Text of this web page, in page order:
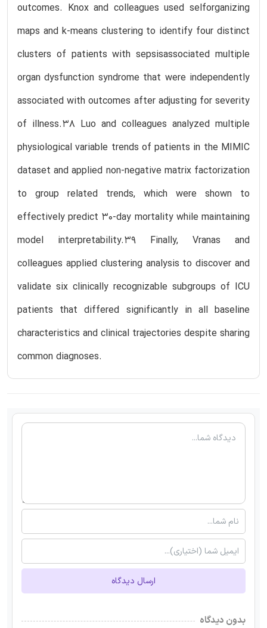
outcomes. Knox and colleagues used selforganizing
maps and k-means clustering to identify four distinct
clusters of patients with sepsisassociated multiple
organ dysfunction syndrome that were independently
associated with outcomes after adjusting for severity
of illness.38 Luo and colleagues analyzed multiple
physiological variable trends of patients in the MIMIC
dataset and applied non-negative matrix factorization
to group related trends, which were shown to
effectively predict 30-day mortality while maintaining
model interpretability.39 Finally, Vranas and
colleagues applied clustering analysis to discover and
validate six clinically recognizable subgroups of ICU
patients that differed significantly in all baseline
characteristics and clinical trajectories despite sharing
common diagnoses.
ارسال دیدگاه
بدون دیدگاه